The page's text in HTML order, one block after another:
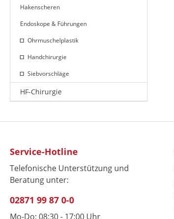
Hakenscheren
Endoskope & Führungen
Ohrmuschelplastik
Handchirurgie
Siebvorschläge
HF-Chirurgie
Service-Hotline
Telefonische Unterstützung und
Beratung unter:
02871 99 87 0-0
Mo-Do: 08:30 - 17:00 Uhr